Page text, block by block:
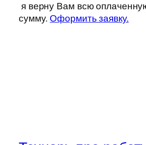
я верну Вам всю
сумму. Оформить заявку.